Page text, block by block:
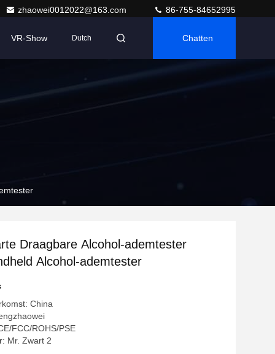
zhaowei0012022@163.com 86-755-84652995
VR-Show Dutch Chatten
Draagbare Alcohol-ademtester
Alcohol-ademtester
China
FCC/ROHS/PSE
Mr. Zwart 2